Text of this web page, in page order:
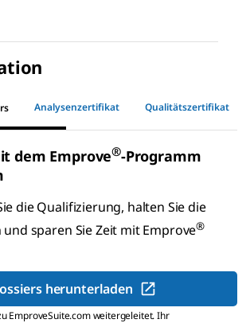
Analysenzertifikat Qualitätszertifikat
dem Emprove®-Programm
die Qualifizierung, halten Sie die
sparen Sie Zeit mitEmprove®
herunterladen
EmproveSuite.com weitergeleitet. Ihr